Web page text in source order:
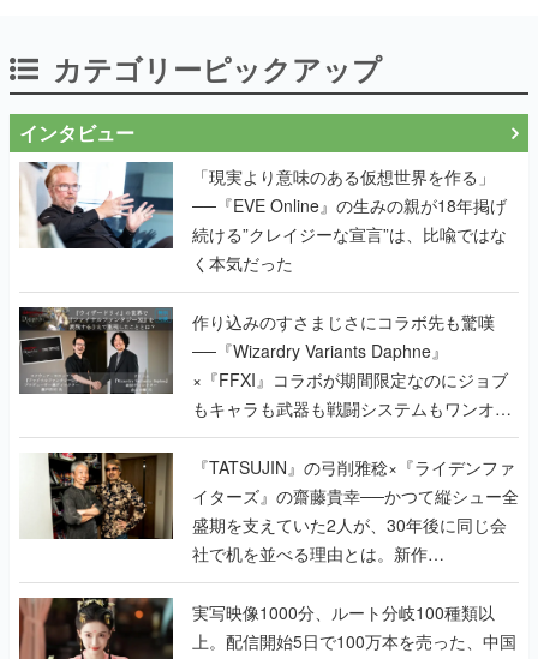
カテゴリーピックアップ
インタビュー
「現実より意味のある仮想世界を作る」
──『EVE Online』の生みの親が18年掲げ
続ける”クレイジーな宣言”は、比喩ではな
く本気だった
作り込みのすさまじさにコラボ先も驚嘆
──『Wizardry Variants Daphne』
×『FFXI』コラボが期間限定なのにジョブ
もキャラも武器も戦闘システムもワンオフ
で作り込まれた理由を両ディレクターに聞
く
『TATSUJIN』の弓削雅稔×『ライデンファ
イターズ』の齋藤貴幸──かつて縦シュー全
盛期を支えていた2人が、30年後に同じ会
社で机を並べる理由とは。新作
『TATSUJIN EXTREME』で初タッグを組
んだレジェンド2人に訊く開発秘話
実写映像1000分、ルート分岐100種類以
上。配信開始5日で100万本を売った、中国